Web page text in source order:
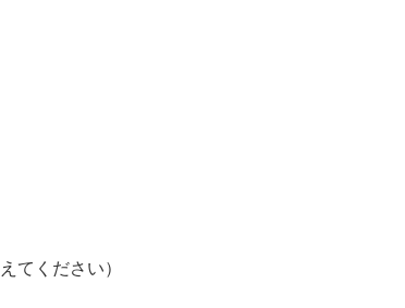
てください）